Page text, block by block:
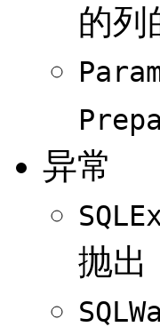
的列
异常
抛出